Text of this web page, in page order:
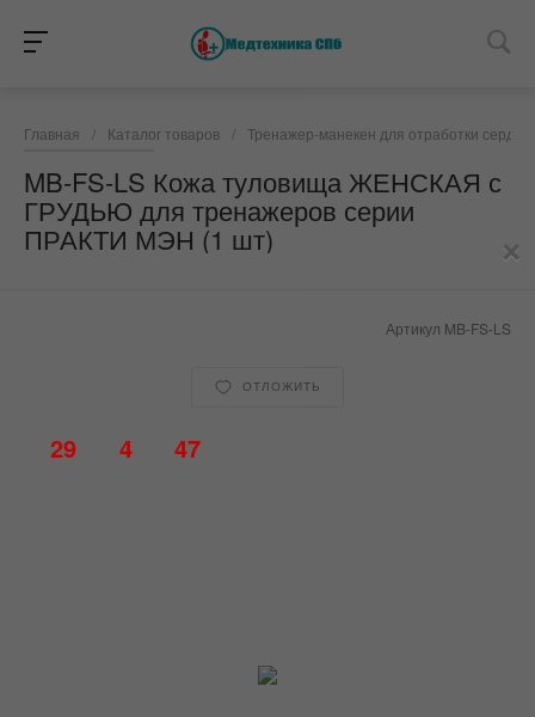
Главная / Каталог товаров / Тренажер-манекен для отработки
MB-FS-LS Кожа туловища ЖЕНСКАЯ с
ГРУДЬЮ для тренажеров серии
ПРАКТИ МЭН (1 шт)
Артикул MB-FS-LS
ОТЛОЖИТЬ
×
29 4 47